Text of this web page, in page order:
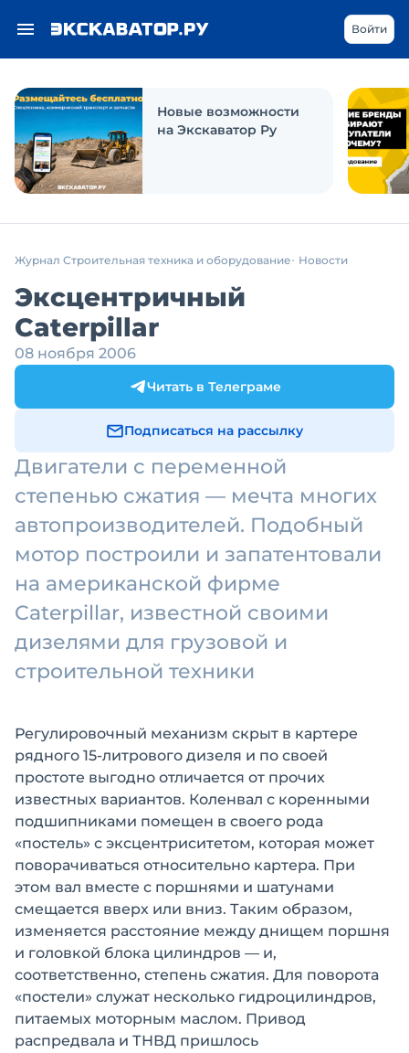
Войти
Новые возможности
на Экскаватор Ру
Журнал Строительная техника и оборудование Новости
Эксцентричный
Caterpillar
08 ноября 2006
Читать в Телеграме
Подписаться на рассылку
Двигатели с переменной
степенью сжатия — мечта многих
автопроизводителей. Подобный
мотор построили и запатентовали
на американской фирме
Caterpillar, известной своими
дизелями для грузовой и
строительной техники
Регулировочный механизм скрыт в картере
рядного 15-литрового дизеля и по своей
простоте выгодно отличается от прочих
известных вариантов. Коленвал с коренными
подшипниками помещен в своего рода
«постель» с эксцентриситетом, которая может
поворачиваться относительно картера. При
этом вал вместе с поршнями и шатунами
смещается вверх или вниз. Таким образом,
изменяется расстояние между днищем поршня
и головкой блока цилиндров — и,
соответственно, степень сжатия. Для поворота
«постели» служат несколько гидроцилиндров,
питаемых моторным маслом. Привод
распредвала и ТНВД пришлось